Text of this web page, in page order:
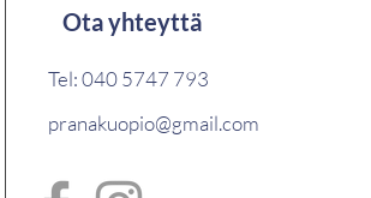
Ota yhteyttä
Tel: 040 5747 793
pranakuopio@gmail.com